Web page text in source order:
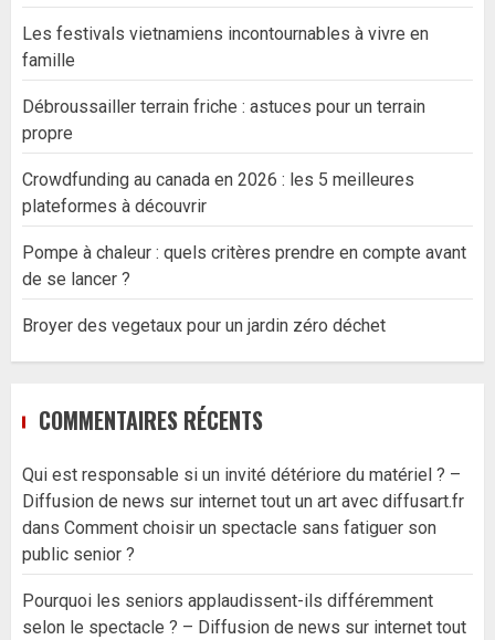
Les festivals vietnamiens incontournables à vivre en
famille
Débroussailler terrain friche : astuces pour un terrain
propre
Crowdfunding au canada en 2026 : les 5 meilleures
plateformes à découvrir
Pompe à chaleur : quels critères prendre en compte avant
de se lancer ?
Broyer des vegetaux pour un jardin zéro déchet
COMMENTAIRES RÉCENTS
Qui est responsable si un invité détériore du matériel ? –
Diffusion de news sur internet tout un art avec diffusart.fr
dans Comment choisir un spectacle sans fatiguer son
public senior ?
Pourquoi les seniors applaudissent-ils différemment
selon le spectacle ? – Diffusion de news sur internet tout